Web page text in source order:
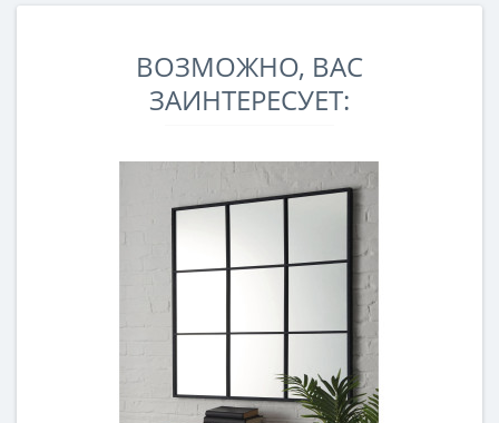
ВОЗМОЖНО, ВАС
ЗАИНТЕРЕСУЕТ: